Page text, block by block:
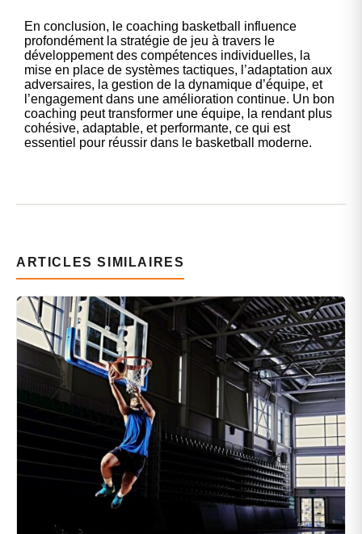
En conclusion, le coaching basketball influence
profondément la stratégie de jeu à travers le
développement des compétences individuelles, la
mise en place de systèmes tactiques, l’adaptation aux
adversaires, la gestion de la dynamique d’équipe, et
l’engagement dans une amélioration continue. Un bon
coaching peut transformer une équipe, la rendant plus
cohésive, adaptable, et performante, ce qui est
essentiel pour réussir dans le basketball moderne.
ARTICLES SIMILAIRES